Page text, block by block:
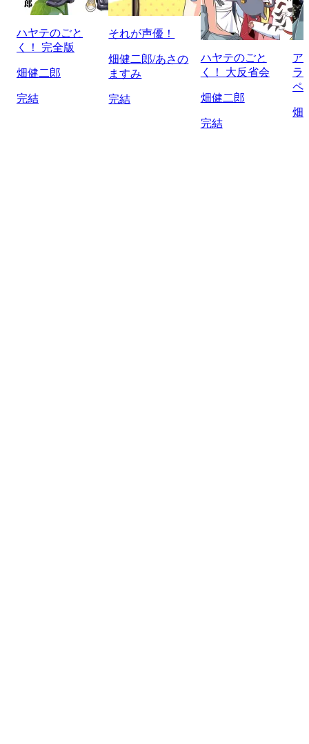
ハヤテのごと
く！ 完全版
畑健二郎
完結
それが声優！
畑健二郎/あさの
ますみ
完結
ハヤテのごと
く！ 大反省会
畑健二郎
完結
ア
ラ
ペ
畑